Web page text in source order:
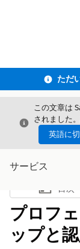
閉じる
この文章は
されました
英語に
サービス
目次を
目次
プロフ
ップと